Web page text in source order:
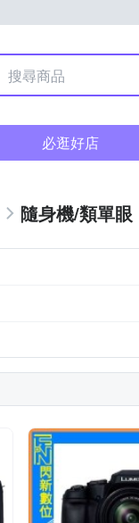
必逛好店
隨身機/類單眼